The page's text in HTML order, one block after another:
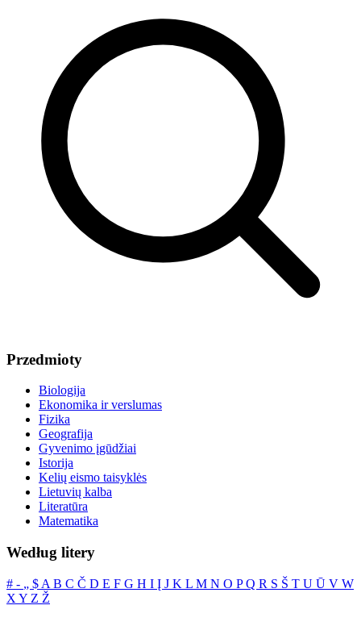
Przedmioty
Biologija
Ekonomika ir verslumas
Fizika
Geografija
Gyvenimo įgūdžiai
Istorija
Kelių eismo taisyklės
Lietuvių kalba
Literatūra
Matematika
Według litery
# ‐ „ $ A B C Č D E F G H I Į J K L M N O PQ R S Š T U Ū V W
X Y Z Ž